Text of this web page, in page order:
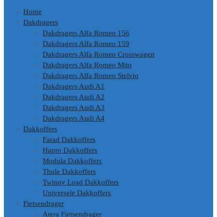
Home
Dakdragers
Dakdragers Alfa Romeo 156
Dakdragers Alfa Romeo 159
Dakdragers Alfa Romeo Crosswagen
Dakdragers Alfa Romeo Mito
Dakdragers Alfa Romeo Stelvio
Dakdragers Audi A1
Dakdragers Audi A2
Dakdragers Audi A3
Dakdragers Audi A4
Dakkoffers
Farad Dakkoffers
Hapro Dakkoffers
Modula Dakkoffers
Thule Dakkoffers
Twinny Load Dakkoffers
Universele Dakkoffers
Fietsendrager
Atera Fietsendrager